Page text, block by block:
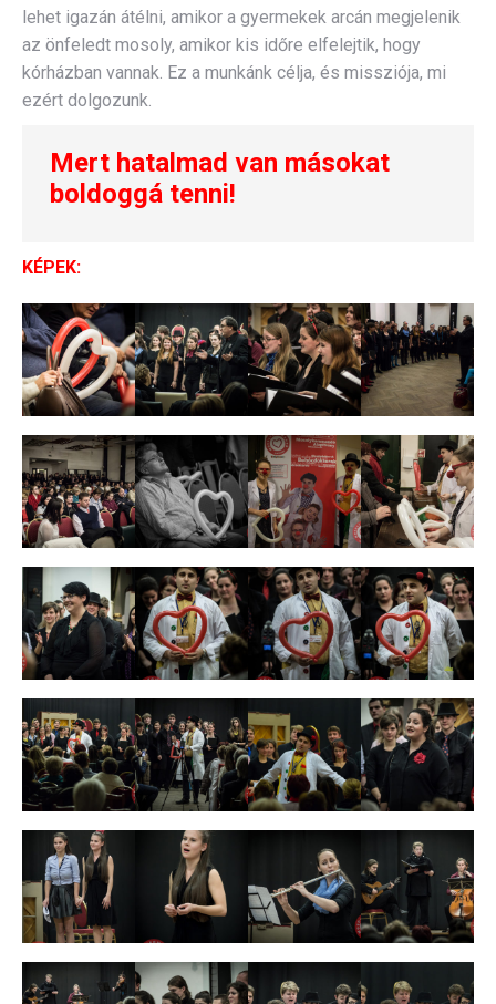
lehet igazán átélni, amikor a gyermekek arcán megjelenik
az önfeledt mosoly, amikor kis időre elfelejtik, hogy
kórházban vannak. Ez a munkánk célja, és missziója, mi
ezért dolgozunk.
Mert hatalmad van másokat
boldoggá tenni!
KÉPEK: